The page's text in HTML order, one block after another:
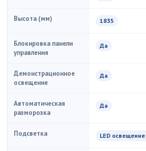
Высота (мм) 1835
Блокировка панели
управления
Да
Демонстрационное
освещение
Да
Автоматическая
разморозка
Да
Подсветка LED освещение